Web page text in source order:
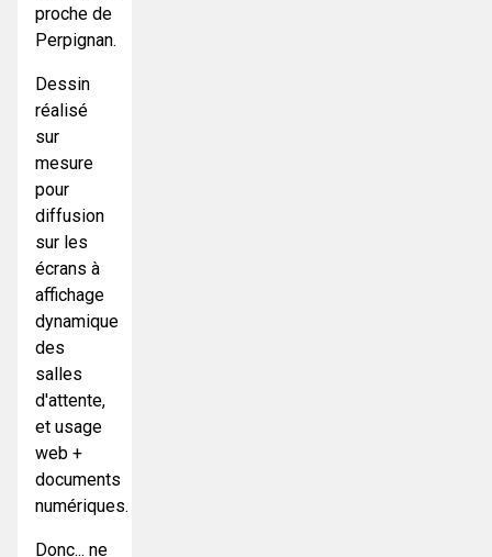
proche de
Perpignan.
Dessin
réalisé
sur
mesure
pour
diffusion
sur les
écrans à
affichage
dynamique
des
salles
d'attente,
et usage
web +
documents
numériques.
Donc... ne